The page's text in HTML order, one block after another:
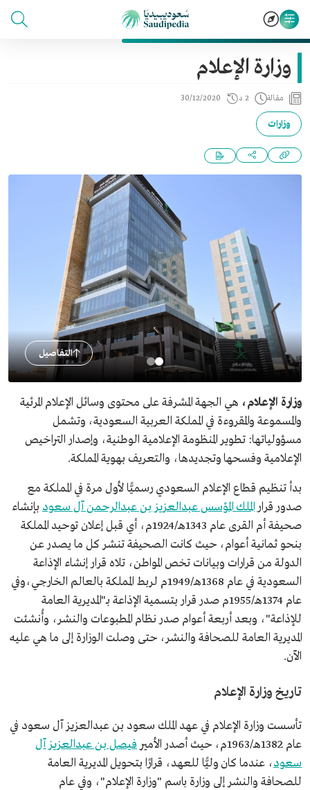
وزارة الإعلام
مقالة 2 د 30/12/2020
وزارات
التفاصيل
وزارة الإعلام، هي الجهة المشرفة على محتوى وسائل الإعلام المرئية
والمسموعة والمقروءة في المملكة العربية السعودية، وتشمل
مسؤولياتها: تطوير المنظومة الإعلامية الوطنية، وإصدار التراخيص
الإعلامية وفسحها وتجديدها، والتعريف بهوية المملكة.
بدأ تنظيم قطاع الإعلام السعودي رسميًّا لأول مرة في المملكة مع
صدور قرار الملك المؤسس عبدالعزيز بن عبدالرحمن آل سعود بإنشاء
صحيفة أم القرى عام 1343هـ/1924م، أي قبل إعلان توحيد المملكة
بنحو ثمانية أعوام، حيث كانت الصحيفة تنشر كل ما يصدر عن
الدولة من قرارات وبيانات تخص المواطن، تلاه قرار إنشاء الإذاعة
السعودية في عام 1368هـ/1949م لربط المملكة بالعالم الخارجي،وفي
عام 1374هـ/1955م صدر قرار بتسمية الإذاعة بـ"المديرية العامة
للإذاعة"، وبعد أربعة أعوام صدر نظام المطبوعات والنشر، وأُنشئت
المديرية العامة للصحافة والنشر، حتى وصلت الوزارة إلى ما هي عليه
الآن.
تاريخ وزارة الإعلام
تأسست وزارة الإعلام في عهد الملك سعود بن عبدالعزيز آل سعود في
عام 1382هـ/1963م، حيث أصدر الأمير
فيصل بن عبدالعزيز آل
سعود، عندما كان وليًّا للعهد، قرارًا بتحويل المديرية العامة
للصحافة والنشر إلى وزارة باسم "وزارة الإعلام"، وفي عام